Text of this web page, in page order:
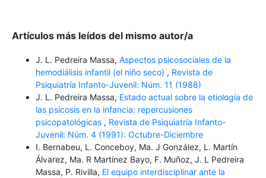
Artículos más leídos del mismo autor/a
J. L. Pedreira Massa, Aspectos psicosociales de la
hemodiálisis infantil (el niño seco) , Revista de
Psiquiatría Infanto-Juvenil: Núm. 11 (1988)
J. L. Pedreira Massa, Estado actual sobre la etiología de
las psicosis en la infancia: repercusiones
psicopatológicas , Revista de Psiquiatría Infanto-
Juvenil: Núm. 4 (1991): Octubre-Diciembre
I. Bernabeu, L. Conceboy, Ma. J González, L. Martín
Álvarez, Ma. R Martínez Bayo, F. Muñoz, J. L Pedreira
Massa, P. Rivilla, El equipo interdisciplinar ante la